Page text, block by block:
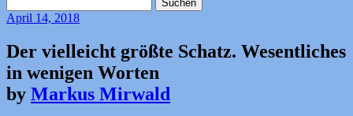
nach:
April 14, 2018
Der vielleicht größte Schatz. Wesentliches
in wenigen Worten
by Markus Mirwald